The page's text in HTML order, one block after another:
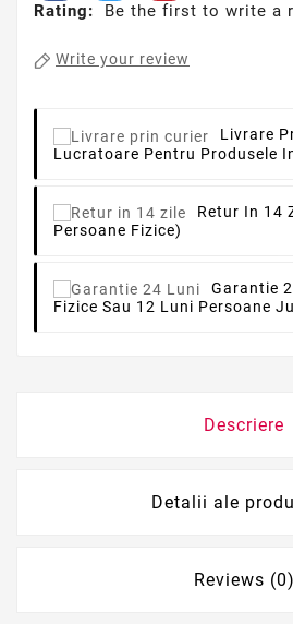
Rating: Be the first to write a
Write your review
Livrare
Lucratoare Pentru Produsele
Retur In 14
Persoane Fizice)
Garantie
Fizice Sau 12 Luni Persoane
Descriere
Detalii ale
Reviews (0)